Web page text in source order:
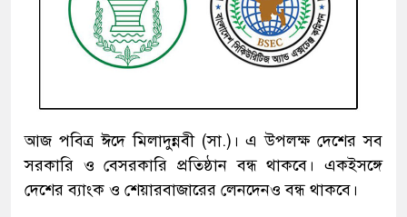
আজ পবিত্র ঈদে মিলাদুন্নবী (সা.)। এ উপলক্ষ দেশের সব
সরকারি ও বেসরকারি প্রতিষ্ঠান বন্ধ থাকবে। একইসঙ্গে
দেশের ব্যাংক ও শেয়ারবাজারের লেনদেনও বন্ধ থাকবে।